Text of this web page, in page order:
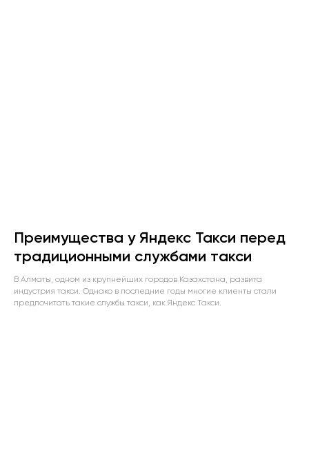
Преимущества у Яндекс Такси перед
традиционными службами такси
В Алматы, одном из крупнейших городов Казахстана, развита
индустрия такси. Однако в последние годы многие клиенты стали
предпочитать такие службы такси, как Яндекс Такси.